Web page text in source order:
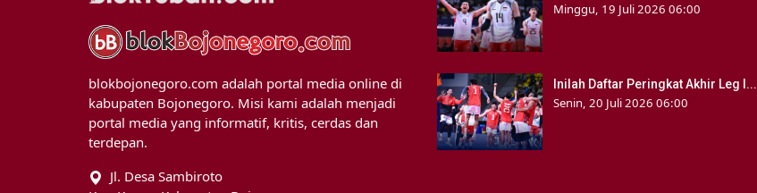
blokbojonegoro.com adalah portal media online di
kabupaten Bojonegoro. Misi kami adalah menjadi
portal media yang informatif, kritis, cerdas dan
terdepan.
Jl. Desa Sambiroto
Minggu, 19 Juli 2026 06:00
Inilah Daftar Peringkat Akhir Leg I...
Senin, 20 Juli 2026 06:00